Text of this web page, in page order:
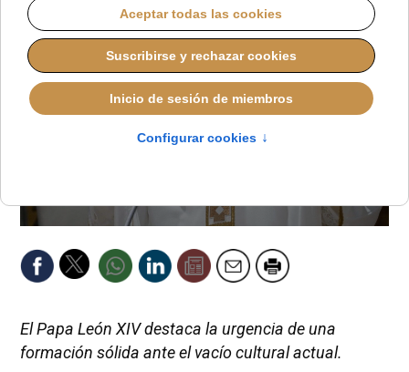
El Papa León XIV destaca la urgencia de una
formación sólida ante el vacío cultural actual.